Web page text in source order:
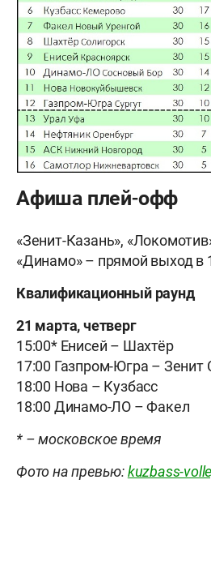
Афиша плей-офф
«Зенит-Казань»,
«Динамо» – прямой выход в
Квалификационный раунд
21 марта, четверг
15:00* Енисей – Шахтёр
17:00 Газпром-Югра – Зенит
18:00 Нова – Кузбасс
18:00 Динамо-ЛО – Факел
* – московское время
Фото на превью:kuzbass-